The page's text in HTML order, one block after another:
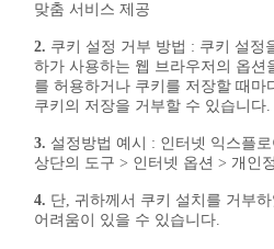
맞춤 서비스 제공
2. 쿠키 설정 거부 방법 : 쿠키 설정
하가 사용하는 웹 브라우저의 옵션
를 허용하거나 쿠키를 저장할 때마
쿠키의 저장을 거부할 수 있습니다.
3. 설정방법 예시 : 인터넷 익스플
상단의 도구 > 인터넷 옵션 > 개인
4. 단, 귀하께서 쿠키 설치를 거부
어려움이 있을 수 있습니다.